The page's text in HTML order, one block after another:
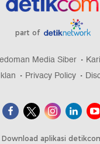
part of
Media Siber
Privacy Policy
Download aplikasi